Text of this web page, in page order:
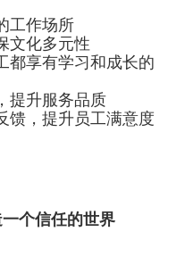
工作场所
文化多元性
享有学习和成长的
提升服务品质
，提升员工满意度
个信任的世界